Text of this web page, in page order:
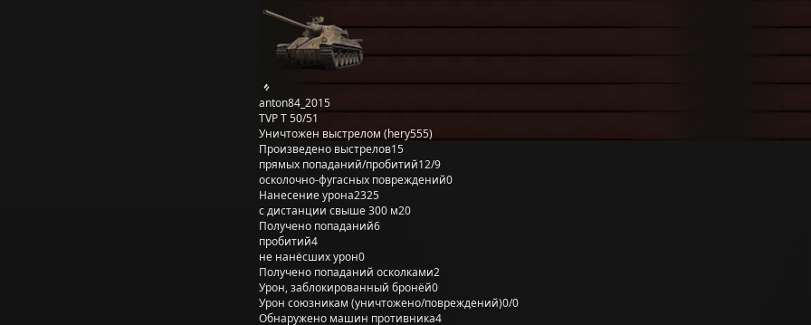
anton84_2015
TVP T 50/51
Уничтожен выстрелом (hery555)
Произведено выстрелов15
прямых попаданий/пробитий12/9
осколочно-фугасных повреждений0
Нанесение урона2325
с дистанции свыше 300 м20
Получено попаданий6
пробитий4
не нанёсших урон0
Получено попаданий осколками2
Урон, заблокированный бронёй0
Урон союзникам (уничтожено/повреждений)0/0
Обнаружено машин противника4